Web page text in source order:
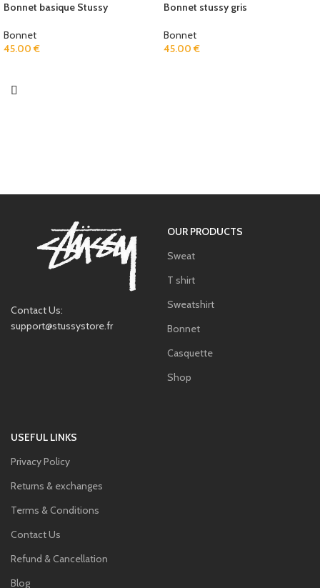
Bonnet basique Stussy
Bonnet
45.00 €
Bonnet stussy gris
Bonnet
45.00 €
Contact Us:
support@stussystore.fr
OUR PRODUCTS
Sweat
T shirt
Sweatshirt
Bonnet
Casquette
Shop
USEFUL LINKS
Privacy Policy
Returns & exchanges
Terms & Conditions
Contact Us
Refund & Cancellation
Blog